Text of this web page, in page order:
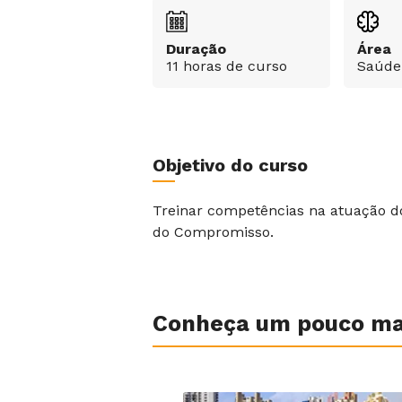
Duração
11 horas de curso
Área
Saúde
Objetivo do curso
Treinar competências na atuação
do Compromisso.
Conheça um pouco